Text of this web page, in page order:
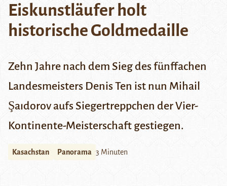
Eiskunstläufer holt
historische Goldmedaille
Zehn Jahre nach dem Sieg des fünffachen
Landesmeisters Denis Ten ist nun Mihail
Şaıdorov aufs Siegertreppchen der Vier-
Kontinente-Meisterschaft gestiegen.
Kasachstan Panorama 3 Minuten